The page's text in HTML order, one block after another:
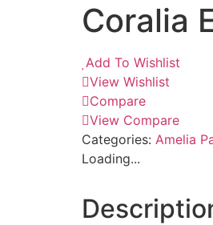
Coralia
Add To Wishlist
View Wishlist
Compare
View Compare
Categories: Amelia
Loading...